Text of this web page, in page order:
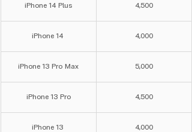
iPhone 14 Plus 4,500
iPhone 14 4,000
iPhone 13 Pro Max 5,000
iPhone 13 Pro 4,500
iPhone 13 4,000